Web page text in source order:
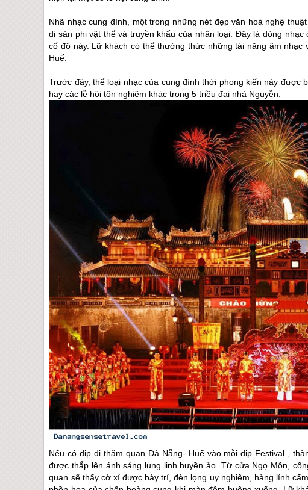
Nhã nhạc cung đình, một trong những nét đẹp văn hoá nghệ
di sản phi vật thể và truyền khẩu của nhân loại. Đây là dòng
cố đô này. Lữ khách có thể thưởng thức những tài năng âm
Huế
Trước đây, thể loại nhạc của cung đình thời phong kiến này được
hay các lễ hội tôn nghiêm khác trong 5 triều đại nhà Nguyễn.
Nếu có dịp đi thăm quan Đà Nẵng- Huếvào mỗi dịp Festival ,
được thắp lên ánh sáng lung linh huyền ảo. Từ cửa Ngọ Môn,
quan sẽ thấy cờ xí được bày trí, đèn lọng uy nghiêm, hàng lính